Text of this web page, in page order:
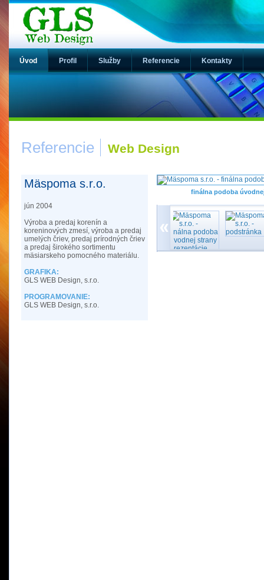
Úvod Profil Služby Referencie Kontakty
Referencie Web Design
Mäspoma s.r.o.
jún 2004
Výroba a predaj korenín a
koreninových zmesí, výroba a predaj
umelých čriev, predaj prírodných čriev
a predaj širokého sortimentu
mäsiarskeho pomocného materiálu.
GRAFIKA:
GLS WEB Design, s.r.o.
PROGRAMOVANIE:
GLS WEB Design, s.r.o.
finálna podoba